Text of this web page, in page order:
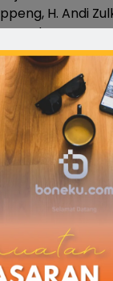
H. Andi
Suwardi
Ketua II
H. Suwardi
Soppeng
proses
di Bone Tak